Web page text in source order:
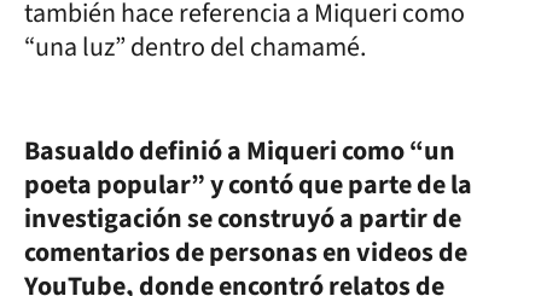
también hace referencia a Miqueri como
“una luz” dentro del chamamé.
Basualdo definió a Miqueri como “un
poeta popular” y contó que parte de la
investigación se construyó a partir de
comentarios de personas en videos de
YouTube, donde encontró relatos de